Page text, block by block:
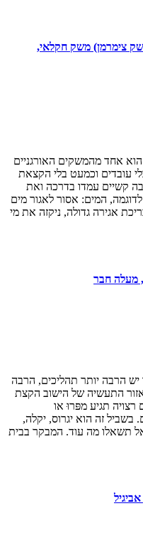
צימרמן) משק חקלאי,
אחד מהמשקים האורגניים
עובדים וכמעט בלי הקצאת
קשיים עמדו בדרכה ואת
המים: אסור לאגור מים
אגירה גדולה, ניקזה את מי
מעלה חבר
יש הרבה יותר תהליכים, הרבה
התעשיה של הישוב הקצת
תגיע מפּרוּ או
בשביל זה הוא יגרוס, יקלה,
תשאלו מה עוד. המבקר בבית